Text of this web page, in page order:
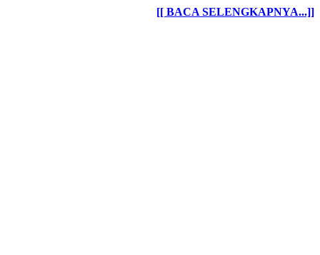
[[ BACA SELENGKAPNYA...]]